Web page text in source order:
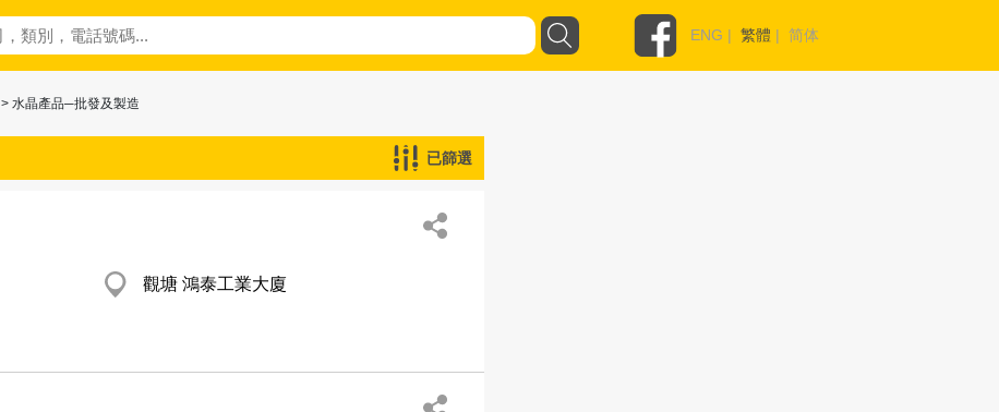
ENG | 繁體 | 简体
> 水晶產品─批發及製造
已篩選
觀塘 鴻泰工業大廈